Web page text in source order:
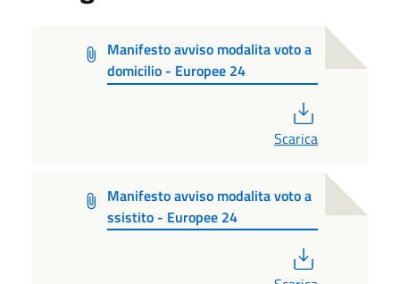
Manifesto avviso modalita voto a
domicilio - Europee 24
Scarica
Manifesto avviso modalita voto a
ssistito - Europee 24